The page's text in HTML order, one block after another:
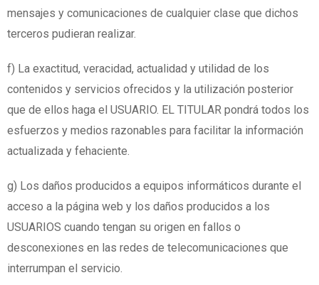
mensajes y comunicaciones de cualquier clase que dichos
terceros pudieran realizar.
f) La exactitud, veracidad, actualidad y utilidad de los
contenidos y servicios ofrecidos y la utilización posterior
que de ellos haga el USUARIO. EL TITULAR pondrá todos los
esfuerzos y medios razonables para facilitar la información
actualizada y fehaciente.
g) Los daños producidos a equipos informáticos durante el
acceso a la página web y los daños producidos a los
USUARIOS cuando tengan su origen en fallos o
desconexiones en las redes de telecomunicaciones que
interrumpan el servicio.